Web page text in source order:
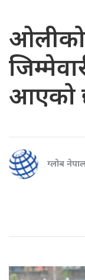
ओलीको
आएको
ग्लोब